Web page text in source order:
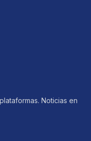
Noticias en